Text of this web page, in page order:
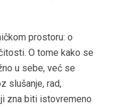
prostoru: o
O tome kako se
u sebe, već se
slušanje, rad,
zna biti istovremeno